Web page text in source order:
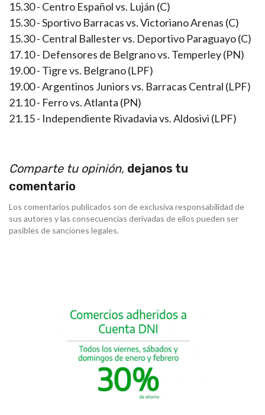
15.30 - Centro Español vs. Luján (C)
15.30 - Sportivo Barracas vs. Victoriano Arenas (C)
15.30 - Central Ballester vs. Deportivo Paraguayo (C)
17.10 - Defensores de Belgrano vs. Temperley (PN)
19.00 - Tigre vs. Belgrano (LPF)
19.00 - Argentinos Juniors vs. Barracas Central (LPF)
21.10 - Ferro vs. Atlanta (PN)
21.15 - Independiente Rivadavia vs. Aldosivi (LPF)
Comparte tu opinión, dejanos tu
comentario
Los comentarios publicados son de exclusiva responsabilidad de
sus autores y las consecuencias derivadas de ellos pueden ser
pasibles de sanciones legales.